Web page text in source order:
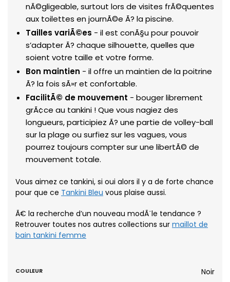
nÃ©gligeable, surtout lors de visites frÃ©quentes
aux toilettes en journÃ©e Ã? la piscine.
Tailles variÃ©es - il est conÃ§u pour pouvoir
s’adapter Ã? chaque silhouette, quelles que
soient votre taille et votre forme.
Bon maintien - il offre un maintien de la poitrine
Ã? la fois sÃ»r et confortable.
FacilitÃ© de mouvement - bouger librement
grÃ¢ce au tankini ! Que vous nagiez des
longueurs, participiez Ã? une partie de volley-ball
sur la plage ou surfiez sur les vagues, vous
pourrez toujours compter sur une libertÃ© de
mouvement totale.
Vous aimez ce tankini, si oui alors il y a de forte chance
pour que ce Tankini Bleu vous plaise aussi.
Ã€ la recherche d’un nouveau modÃ¨le tendance ?
Retrouver toutes nos autres collections sur maillot de
bain tankini femme
COULEUR Noir